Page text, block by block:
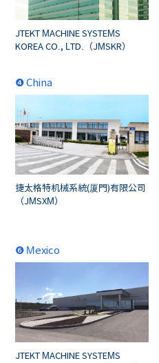
JTEKT MACHINE SYSTEMS
KOREA CO., LTD.（JMSKR）
❹ China
捷太格特机械系統(厦門)有限公司
（JMSXM）
❻ Mexico
JTEKT MACHINE SYSTEMS